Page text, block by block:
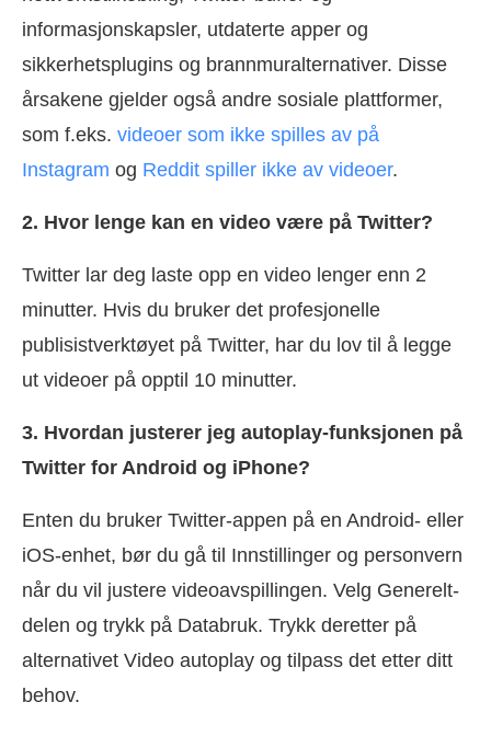
informasjonskapsler, utdaterte apper og
sikkerhetsplugins og brannmuralternativer. Disse
årsakene gjelder også andre sosiale plattformer,
som f.eks. videoer som ikke spilles av på
Instagram og Reddit spiller ikke av videoer.
2. Hvor lenge kan en video være på Twitter?
Twitter lar deg laste opp en video lenger enn 2
minutter. Hvis du bruker det profesjonelle
publisistverktøyet på Twitter, har du lov til å legge
ut videoer på opptil 10 minutter.
3. Hvordan justerer jeg autoplay-funksjonen på
Twitter for Android og iPhone?
Enten du bruker Twitter-appen på en Android- eller
iOS-enhet, bør du gå til Innstillinger og personvern
når du vil justere videoavspillingen. Velg Generelt-
delen og trykk på Databruk. Trykk deretter på
alternativet Video autoplay og tilpass det etter ditt
behov.